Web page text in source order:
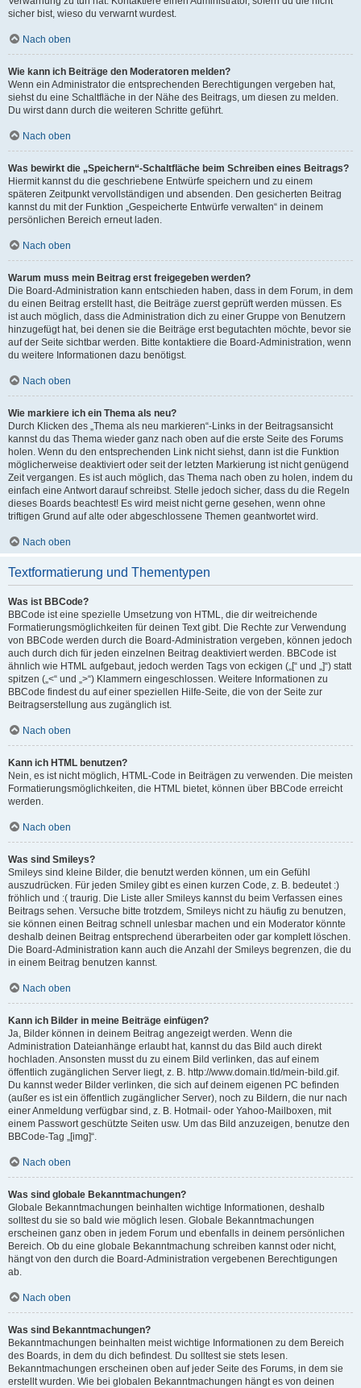
sicher bist, wieso du verwarnt wurdest.
Nach oben
Wie kann ich Beiträge den Moderatoren melden?
Wenn ein Administrator die entsprechenden Berechtigungen vergeben hat,
siehst du eine Schaltfläche in der Nähe des Beitrags, um diesen zu melden.
Du wirst dann durch die weiteren Schritte geführt.
Nach oben
Was bewirkt die „Speichern“-Schaltfläche beim Schreiben eines Beitrags?
Hiermit kannst du die geschriebene Entwürfe speichern und zu einem
späteren Zeitpunkt vervollständigen und absenden. Den gesicherten Beitrag
kannst du mit der Funktion „Gespeicherte Entwürfe verwalten“ in deinem
persönlichen Bereich erneut laden.
Nach oben
Warum muss mein Beitrag erst freigegeben werden?
Die Board-Administration kann entschieden haben, dass in dem Forum, in dem
du einen Beitrag erstellt hast, die Beiträge zuerst geprüft werden müssen. Es
ist auch möglich, dass die Administration dich zu einer Gruppe von Benutzern
hinzugefügt hat, bei denen sie die Beiträge erst begutachten möchte, bevor sie
auf der Seite sichtbar werden. Bitte kontaktiere die Board-Administration, wenn
du weitere Informationen dazu benötigst.
Nach oben
Wie markiere ich ein Thema als neu?
Durch Klicken des „Thema als neu markieren“-Links in der Beitragsansicht
kannst du das Thema wieder ganz nach oben auf die erste Seite des Forums
holen. Wenn du den entsprechenden Link nicht siehst, dann ist die Funktion
möglicherweise deaktiviert oder seit der letzten Markierung ist nicht genügend
Zeit vergangen. Es ist auch möglich, das Thema nach oben zu holen, indem du
einfach eine Antwort darauf schreibst. Stelle jedoch sicher, dass du die Regeln
dieses Boards beachtest! Es wird meist nicht gerne gesehen, wenn ohne
triftigen Grund auf alte oder abgeschlossene Themen geantwortet wird.
Nach oben
Textformatierung und Thementypen
Was ist BBCode?
BBCode ist eine spezielle Umsetzung von HTML, die dir weitreichende
Formatierungsmöglichkeiten für deinen Text gibt. Die Rechte zur Verwendung
von BBCode werden durch die Board-Administration vergeben, können jedoch
auch durch dich für jeden einzelnen Beitrag deaktiviert werden. BBCode ist
ähnlich wie HTML aufgebaut, jedoch werden Tags von eckigen („[“ und „]“) statt
spitzen („<“ und „>“) Klammern eingeschlossen. Weitere Informationen zu
BBCode findest du auf einer speziellen Hilfe-Seite, die von der Seite zur
Beitragserstellung aus zugänglich ist.
Nach oben
Kann ich HTML benutzen?
Nein, es ist nicht möglich, HTML-Code in Beiträgen zu verwenden. Die meisten
Formatierungsmöglichkeiten, die HTML bietet, können über BBCode erreicht
werden.
Nach oben
Was sind Smileys?
Smileys sind kleine Bilder, die benutzt werden können, um ein Gefühl
auszudrücken. Für jeden Smiley gibt es einen kurzen Code, z. B. bedeutet :)
fröhlich und :( traurig. Die Liste aller Smileys kannst du beim Verfassen eines
Beitrags sehen. Versuche bitte trotzdem, Smileys nicht zu häufig zu benutzen,
sie können einen Beitrag schnell unlesbar machen und ein Moderator könnte
deshalb deinen Beitrag entsprechend überarbeiten oder gar komplett löschen.
Die Board-Administration kann auch die Anzahl der Smileys begrenzen, die du
in einem Beitrag benutzen kannst.
Nach oben
Kann ich Bilder in meine Beiträge einfügen?
Ja, Bilder können in deinem Beitrag angezeigt werden. Wenn die
Administration Dateianhänge erlaubt hat, kannst du das Bild auch direkt
hochladen. Ansonsten musst du zu einem Bild verlinken, das auf einem
öffentlich zugänglichen Server liegt, z. B. http://www.domain.tld/mein-bild.gif.
Du kannst weder Bilder verlinken, die sich auf deinem eigenen PC befinden
(außer es ist ein öffentlich zugänglicher Server), noch zu Bildern, die nur nach
einer Anmeldung verfügbar sind, z. B. Hotmail- oder Yahoo-Mailboxen, mit
einem Passwort geschützte Seiten usw. Um das Bild anzuzeigen, benutze den
BBCode-Tag „[img]“.
Nach oben
Was sind globale Bekanntmachungen?
Globale Bekanntmachungen beinhalten wichtige Informationen, deshalb
solltest du sie so bald wie möglich lesen. Globale Bekanntmachungen
erscheinen ganz oben in jedem Forum und ebenfalls in deinem persönlichen
Bereich. Ob du eine globale Bekanntmachung schreiben kannst oder nicht,
hängt von den durch die Board-Administration vergebenen Berechtigungen
ab.
Nach oben
Was sind Bekanntmachungen?
Bekanntmachungen beinhalten meist wichtige Informationen zu dem Bereich
des Boards, in dem du dich befindest. Du solltest sie stets lesen.
Bekanntmachungen erscheinen oben auf jeder Seite des Forums, in dem sie
erstellt wurden. Wie bei globalen Bekanntmachungen hängt es von deinen